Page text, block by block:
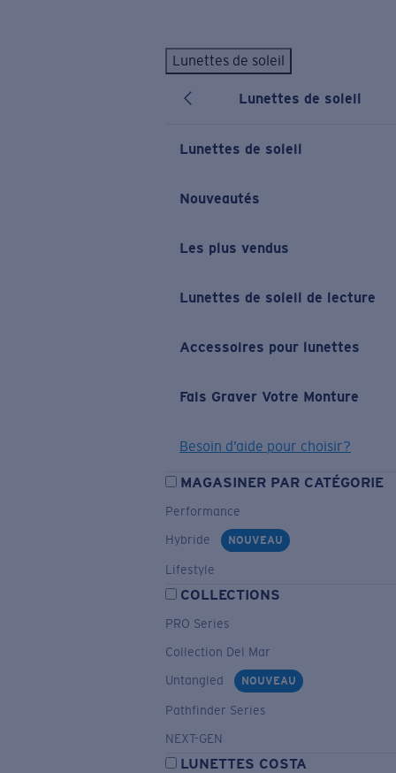
Lunettes de soleil
Lunettes de soleil
Lunettes de soleil
Nouveautés
Les plus vendus
Lunettes de soleil de lecture
Accessoires pour lunettes
Fais Graver Votre Monture
Besoin d’aide pour choisir?
MAGASINER PAR CATÉGORIE
Performance
Hybride
NOUVEAU
Lifestyle
COLLECTIONS
PRO Series
Collection Del Mar
Untangled
NOUVEAU
Pathfinder Series
NEXT-GEN
LUNETTES COSTA
LES PLUS RECHERCHÉS
Lunettes de soleil personnalisées Nouveau